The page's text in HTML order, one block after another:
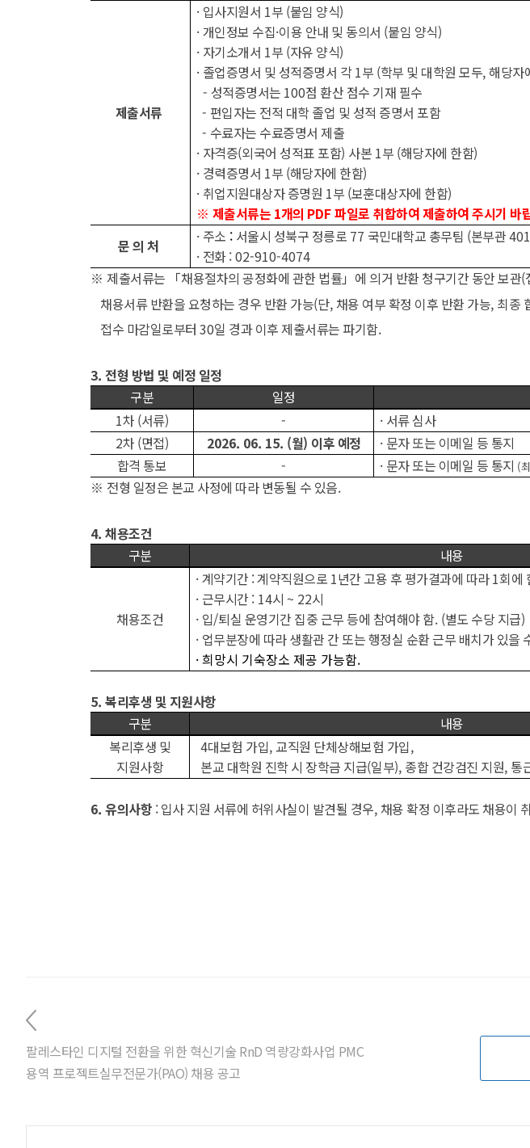
제출서류
· 입사지원서 1부 (붙임 양식)
·개인정보 수집·이용 안내 및 동의서 (붙임 양식)
· 자기소개서 1부 (자유 양식)
· 졸업증명서 및 성적증명서 각1부 (학부 및 대학원 모두, 해당자
- 성적증명서는 100점 환산 점수 기재 필수
- 편입자는 전적 대학 졸업 및 성적 증명서 포함
- 수료자는 수료증명서 제출
· 자격증(외국어 성적표 포함) 사본 1부 (해당자에 한함)
· 경력증명서 1부 (해당자에 한함)
· 취업지원대상자 증명원 1부 (보훈대상자에 한함)
※ 제출서류는 1개의 PDF파일로 취합하여 제출하여 주시기 바
문 의 처
· 주소 : 서울시 성북구 정릉로 77 국민대학교 총무팀 (본부관401
· 전화: 02-910-4074
※ 제출서류는 「채용절차의 공정화에 관한 법률」 에 의거 반환 청구기간 동안 보관(
채용서류 반환을 요청하는 경우 반환 가능(단, 채용 여부 확정 이후 반환 가능, 최종
접수 마감일로부터 30일 경과 이후 제출서류는 파기함.
3. 전형 방법 및 예정 일정
구분
일정
1차 (서류) - · 서류 심사
2차 (면접) 2026. 06. 15. (월) 이후 예정 · 문자 또는 이메일 등 통지
합격 통보
- · 문자 또는 이메일 등 통지 (
※ 전형 일정은 본교 사정에 따라 변동될 수 있음.
4. 채용조건
구분
내용
채용조건
·계약기간:계약직원으로 1년간 고용 후 평가결과에 따라1회에
·근무시간: 14시 ~ 22시
· 입/퇴실 운영기간 집중 근무 등에 참여해야 함. (별도 수당 지급)
· 업무분장에 따라 생활관 간 또는 행정실 순환 근무 배치가 있을
·희망시 기숙장소 제공 가능함.
5. 복리후생 및 지원사항
구분
내용
복리후생 및
지원사항
4대보험 가입,교직원 단체상해보험 가입,
본교 대학원 진학 시 장학금 지급(일부), 종합 건강검진 지원, 통
6. 유의사항 :입사 지원 서류에 허위사실이 발견될 경우, 채용 확정 이후라도 채용이
팔레스타인 디지털 전환을 위한 혁신기술 RnD 역량강화사업 PMC
용역 프로젝트실무전문가(PAO) 채용 공고